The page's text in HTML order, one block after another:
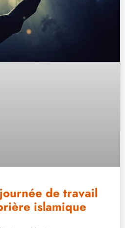
de travail
islamique